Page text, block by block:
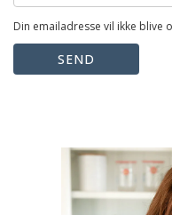
Din emailadresse vil ikke blive
SEND